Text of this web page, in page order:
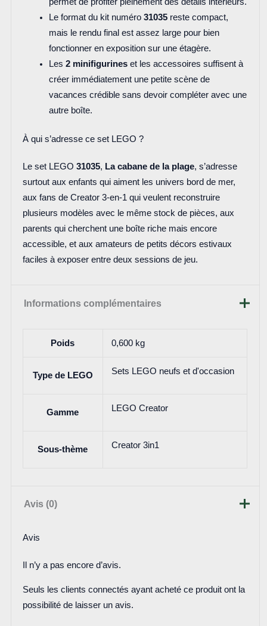
permet de profiter pleinement des détails intérieurs.
Le format du kit numéro 31035reste compact,
mais le rendu final est assez large pour bien
fonctionner en exposition sur une étagère.
Les 2 minifigurineset les accessoires suffisent à
créer immédiatement une petite scène de
vacances crédible sans devoir compléter avec une
autre boîte.
À qui s’adresse ce set LEGO ?
Le set LEGO 31035, La cabane de la plage, s’adresse
surtout aux enfants qui aiment les univers bord de mer,
aux fans de Creator 3-en-1 qui veulent reconstruire
plusieurs modèles avec le même stock de pièces, aux
parents qui cherchent une boîte riche mais encore
accessible, et aux amateurs de petits décors estivaux
faciles à exposer entre deux sessions de jeu.
Informations complémentaires
Poids 0,600 kg
Type de LEGO Sets LEGO neufs et d'occasion
Gamme LEGO Creator
Sous-thème Creator 3in1
Avis (0)
Avis
Il n’y a pas encore d’avis.
Seuls les clients connectés ayant acheté ce produit ont la
possibilité de laisser un avis.